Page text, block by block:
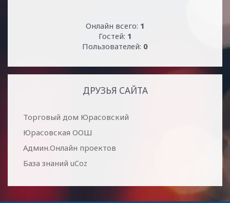
Онлайн всего: 1
Гостей: 1
Пользователей: 0
ДРУЗЬЯ САЙТА
Торговый дом Юрасовский
Юрасовская ООШ
Админ.Онлайн проектов
База знаний uCoz